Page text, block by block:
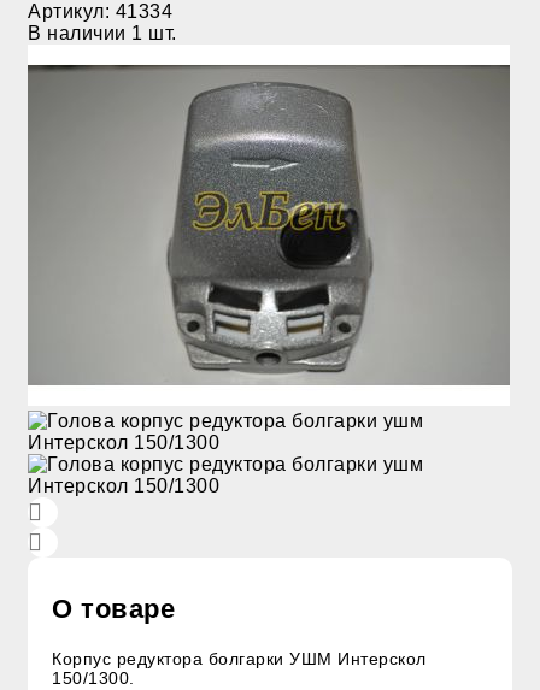
Артикул: 41334
В наличии 1 шт.
О товаре
Корпус редуктора болгарки УШМ Интерскол
150/1300.